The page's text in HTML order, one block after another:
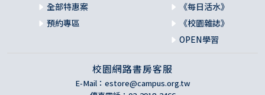
全部特惠案
預約專區
《每日活水》
《校園雜誌》
OPEN學習
校園網路書房客服
E-Mail： estore@campus.org.tw